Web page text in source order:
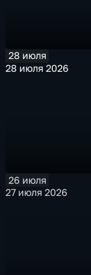
28 июля
28 июля 2026
26 июля
27 июля 2026